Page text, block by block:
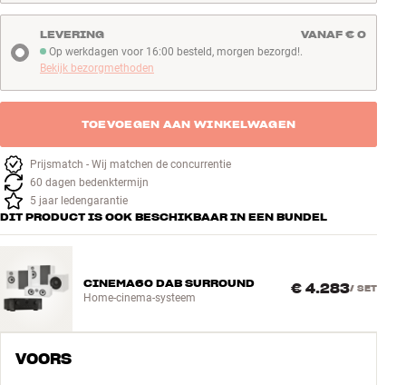
Op werkdagen voor 16:00 besteld, morgen bezorgd!
Op werkdagen voor 16:00 besteld, morgen bezorgd!.
Bekijk bezorgmethoden
LEVERING VANAF € 0
TOEVOEGEN AAN WINKELWAGEN
Prijsmatch - Wij matchen de concurrentie
60 dagen bedenktermijn
5 jaar ledengarantie
DIT PRODUCT IS OOK BESCHIKBAAR IN EEN BUNDEL
CINEMA60 DAB SURROUND
Home-cinema-systeem
€ 4.283/ SET
VOORS